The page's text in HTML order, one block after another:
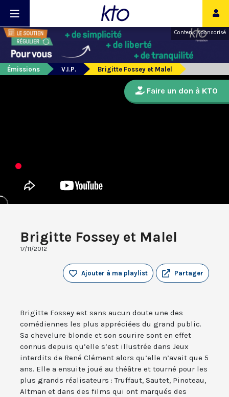
Contenu sponsorisé
Émissions V.I.P. Brigitte Fossey et Malel
Brigitte Fossey et Malel
17/11/2012
Partager
Ajouter à ma playlist
Brigitte Fossey est sans aucun doute une des
comédiennes les plus appréciées du grand public.
Sa chevelure blonde et son sourire sont en effet
connus depuis qu’elle s’est illustrée dans Jeux
interdits de René Clément alors qu’elle n’avait que 5
ans. Elle a ensuite joué au théâtre et tourné pour les
plus grands réalisateurs : Truffaut, Sautet, Pinoteau,
Altman et dans des films qui ont marqués des
Faire un don à KTO